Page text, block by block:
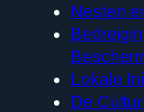
Nesten
Lokale
De